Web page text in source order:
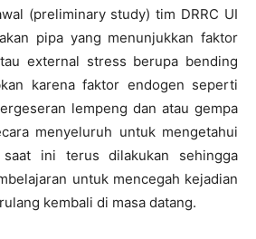
(preliminary study) tim DRRC UI
pipa yang menunjukkan faktor
external stress berupa bending
karena faktor endogen seperti
lempeng dan atau gempa
menyeluruh untuk mengetahui
saat ini terus dilakukan sehingga
untuk mencegah kejadian
kembali di masa datang.